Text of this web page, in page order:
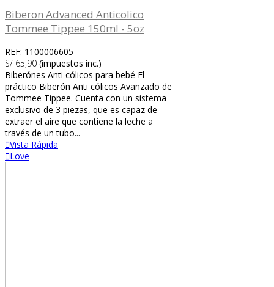
Biberon Advanced Anticolico
Tommee Tippee 150ml - 5oz
REF: 1100006605
S/ 65,90 (impuestos inc.)
Biberónes Anti cólicos para bebé El
práctico Biberón Anti cólicos Avanzado de
Tommee Tippee. Cuenta con un sistema
exclusivo de 3 piezas, que es capaz de
extraer el aire que contiene la leche a
través de un tubo...
Vista Rápida
Love